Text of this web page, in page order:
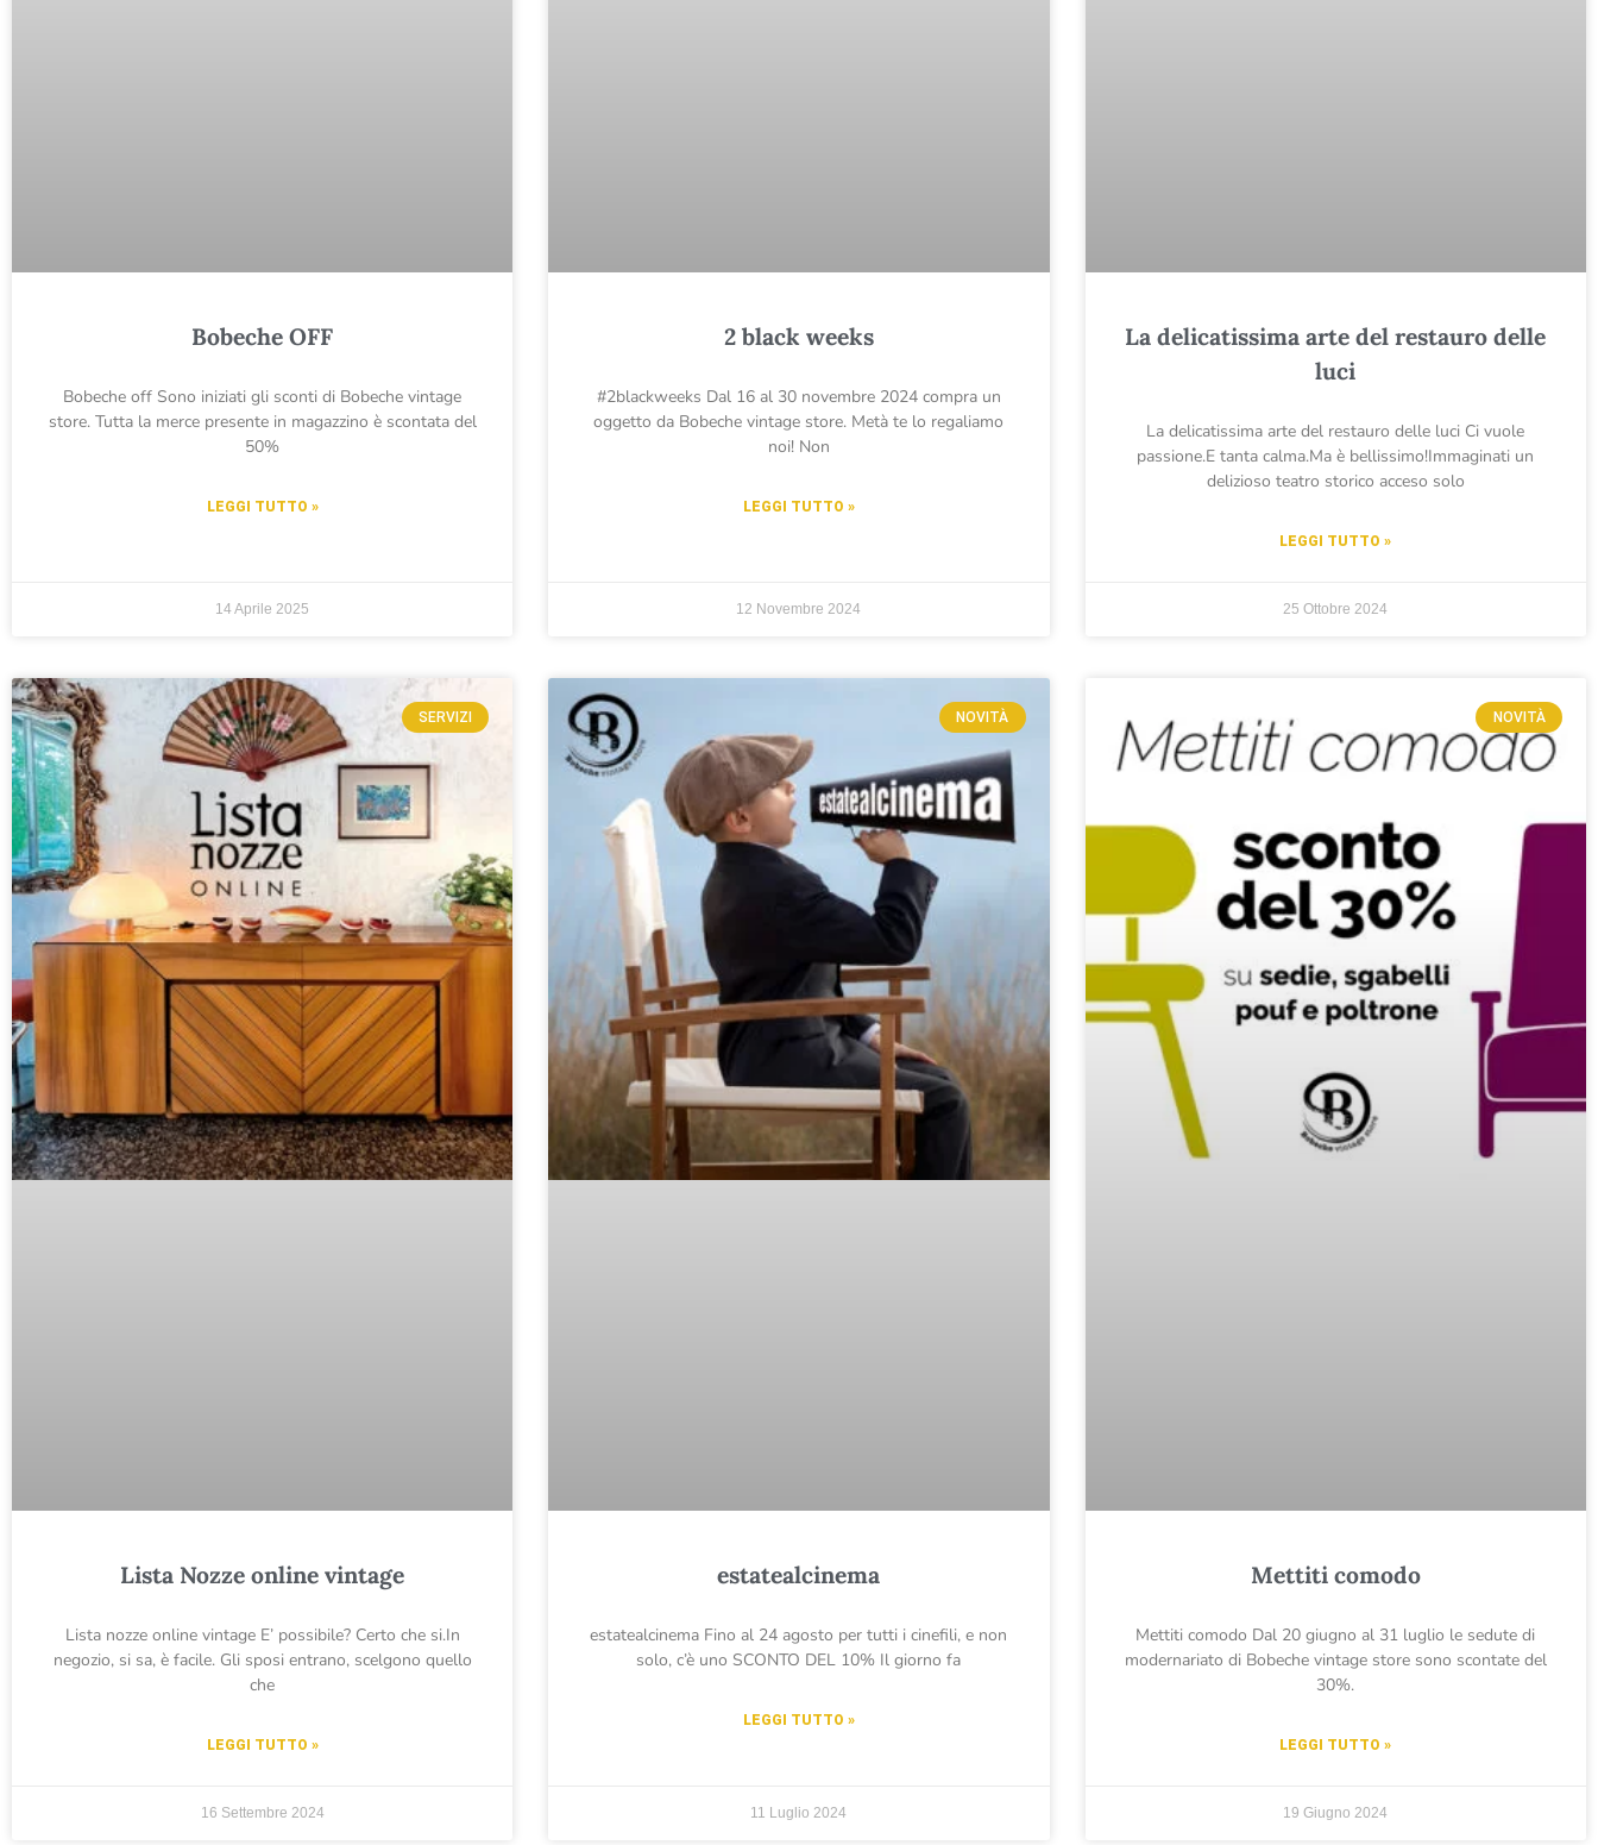
Bobeche OFF
Bobeche off Sono iniziati gli sconti di Bobeche vintage
store. Tutta la merce presente in magazzino è scontata del
50%
LEGGI TUTTO »
14 Aprile 2025
2 black weeks
#2blackweeks Dal 16 al 30 novembre 2024 compra un
oggetto da Bobeche vintage store. Metà te lo regaliamo
noi! Non
LEGGI TUTTO »
12 Novembre 2024
La delicatissima arte del restauro delle
luci
La delicatissima arte del restauro delle luci Ci vuole
passione.E tanta calma.Ma è bellissimo!Immaginati un
delizioso teatro storico acceso solo
LEGGI TUTTO »
25 Ottobre 2024
SERVIZI
Lista Nozze online vintage
Lista nozze online vintage E’ possibile? Certo che si.In
negozio, si sa, è facile. Gli sposi entrano, scelgono quello
che
LEGGI TUTTO »
16 Settembre 2024
NOVITÀ
estatealcinema
estatealcinema Fino al 24 agosto per tutti i cinefili, e non
solo, c’è uno SCONTO DEL 10% Il giorno fa
LEGGI TUTTO »
11 Luglio 2024
NOVITÀ
Mettiti comodo
Mettiti comodo Dal 20 giugno al 31 luglio le sedute di
modernariato di Bobeche vintage store sono scontate del
30%.
LEGGI TUTTO »
19 Giugno 2024